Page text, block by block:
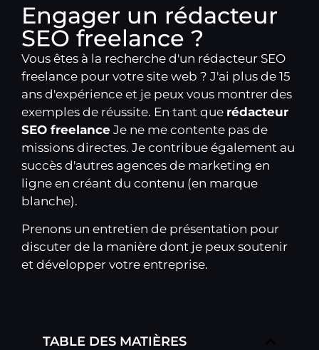
Engager un rédacteur
SEO freelance ?
Vous êtes à la recherche d'un rédacteur SEO
freelance pour votre site web ? J'ai plus de 15
ans d'expérience et je peux vous montrer des
exemples de réussite. En tant que rédacteur
SEO freelance Je ne me contente pas de
missions directes. Je contribue également au
succès d'autres agences de marketing en
ligne en créant du contenu (en marque
blanche).
Prenons un entretien de présentation pour
discuter de la manière dont je peux soutenir
et développer votre entreprise.
TABLE DES MATIÈRES